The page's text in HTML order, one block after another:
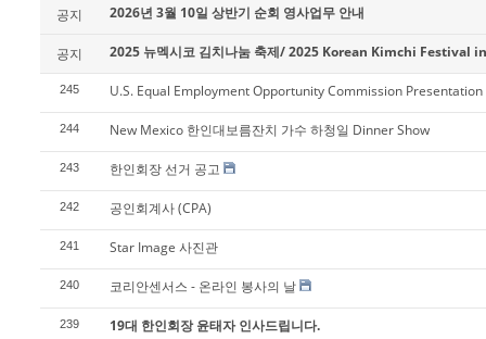
공지 2026년 3월 10일 상반기 순회 영사업무 안내
공지 2025 뉴멕시코 김치나눔 축제/ 2025 Korean Kimchi Festival
245 U.S. Equal Employment Opportunity Commission Presentation
244 New Mexico 한인대보름잔치 가수 하청일 Dinner Show
243 한인회장 선거 공고
242 공인회계사 (CPA)
241 Star Image 사진관
240 코리안센서스 - 온라인 봉사의 날
239 19대 한인회장 윤태자 인사드립니다.